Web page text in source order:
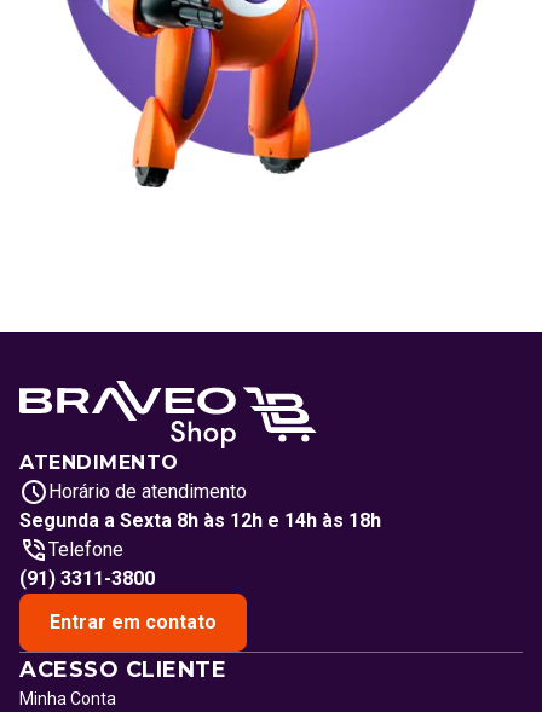
ATENDIMENTO
Horário de atendimento
Segunda a Sexta 8h às 12h e 14h às 18h
Telefone
(91) 3311-3800
Entrar em contato
ACESSO CLIENTE
Minha Conta